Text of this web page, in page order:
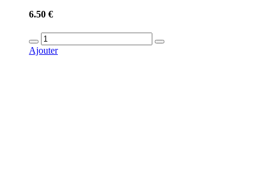
6.50 €
Ajouter